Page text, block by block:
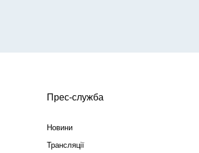
Прес-служба
Новини
Трансляції